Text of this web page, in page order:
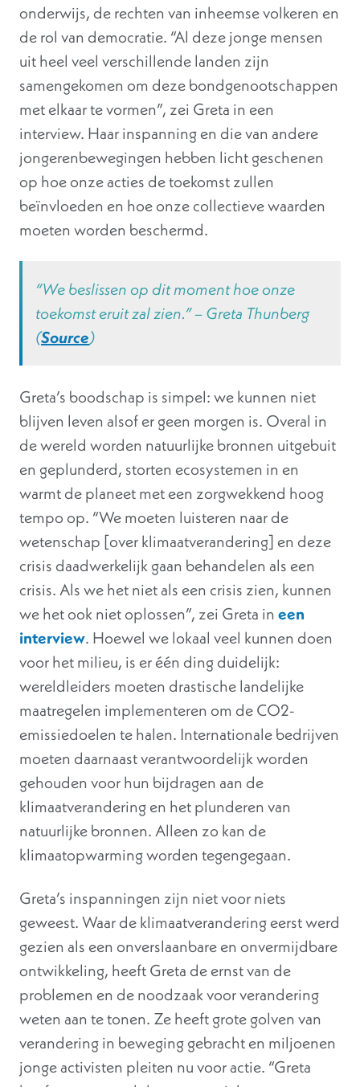
onderwijs, de rechten van inheemse volkeren en
de rol van democratie. “Al deze jonge mensen
uit heel veel verschillende landen zijn
samengekomen om deze bondgenootschappen
met elkaar te vormen”, zei Greta in een
interview. Haar inspanning en die van andere
jongerenbewegingen hebben licht geschenen
op hoe onze acties de toekomst zullen
beïnvloeden en hoe onze collectieve waarden
moeten worden beschermd.
“We beslissen op dit moment hoe onze
toekomst eruit zal zien.” – Greta Thunberg
(Source)
Greta’s boodschap is simpel: we kunnen niet
blijven leven alsof er geen morgen is. Overal in
de wereld worden natuurlijke bronnen uitgebuit
en geplunderd, storten ecosystemen in en
warmt de planeet met een zorgwekkend hoog
tempo op. “We moeten luisteren naar de
wetenschap [over klimaatverandering] en deze
crisis daadwerkelijk gaan behandelen als een
crisis. Als we het niet als een crisis zien, kunnen
we het ook niet oplossen”, zei Greta ineen
interview. Hoewel we lokaal veel kunnen doen
voor het milieu, is er één ding duidelijk:
wereldleiders moeten drastische landelijke
maatregelen implementeren om de CO2-
emissiedoelen te halen. Internationale bedrijven
moeten daarnaast verantwoordelijk worden
gehouden voor hun bijdragen aan de
klimaatverandering en het plunderen van
natuurlijke bronnen. Alleen zo kan de
klimaatopwarming worden tegengegaan.
Greta’s inspanningen zijn niet voor niets
geweest. Waar de klimaatverandering eerst werd
gezien als een onverslaanbare en onvermijdbare
ontwikkeling, heeft Greta de ernst van de
problemen en de noodzaak voor verandering
weten aan te tonen. Ze heeft grote golven van
verandering in beweging gebracht en miljoenen
jonge activisten pleiten nu voor actie. “Greta